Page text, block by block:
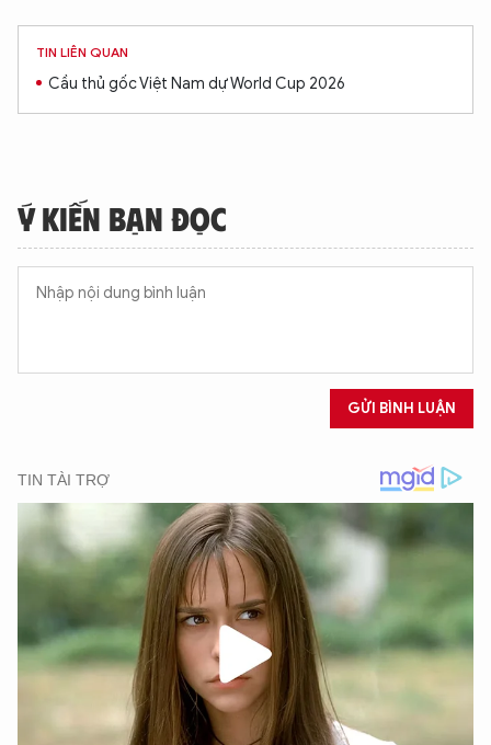
TIN LIÊN QUAN
Cầu thủ gốc Việt Nam dự World Cup 2026
Ý KIẾN BẠN ĐỌC
GỬI BÌNH LUẬN